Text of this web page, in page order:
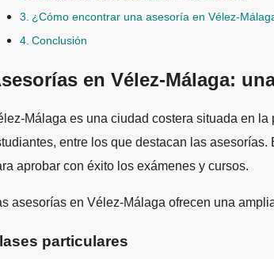
¿Cómo encontrar una asesoría en Vélez-
Conclusión
en Vélez-Málaga:
entre los que destacan las
aprobar con éxito los exámenes y cursos.
asesorías en Vélez-Málaga ofrecen una
particulares